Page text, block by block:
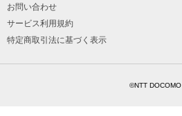
お問い合わせ
サービス利用規約
特定商取引法に基づく表示
©NTT DOCOMO